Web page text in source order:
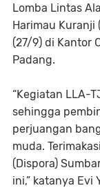
Lomba Lintas
Harimau Kuranji
(27/9) di Kantor
Padang.
“Kegiatan LLA-
sehingga
perjuangan
muda.
(Dispora)
ini,” katanya Evi